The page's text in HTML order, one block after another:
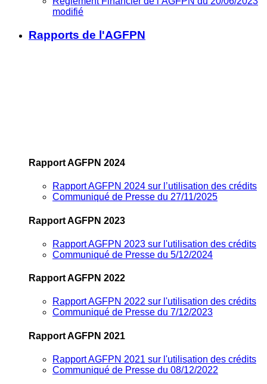
modifié
Rapports de l'AGFPN
Rapport AGFPN 2024
Rapport AGFPN 2024 sur l’utilisation des crédits
Communiqué de Presse du 27/11/2025
Rapport AGFPN 2023
Rapport AGFPN 2023 sur l'utilisation des crédits
Communiqué de Presse du 5/12/2024
Rapport AGFPN 2022
Rapport AGFPN 2022 sur l'utilisation des crédits
Communiqué de Presse du 7/12/2023
Rapport AGFPN 2021
Rapport AGFPN 2021 sur l'utilisation des crédits
Communiqué de Presse du 08/12/2022